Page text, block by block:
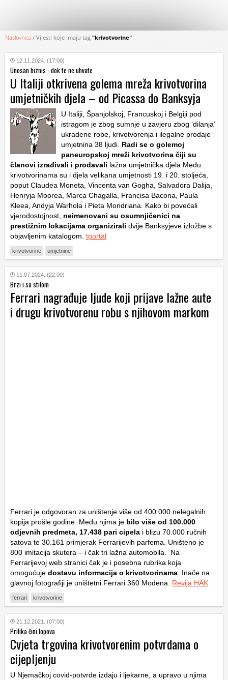
KATEGORIJE
HRVATSKI
WEB
Naslovnica / Vijesti koje imaju tag "krivotvorine"
12.11.2024. (17:00)
Unosan biznis - dok te ne uhvate
U Italiji otkrivena golema mreža krivotvorina
umjetničkih djela – od Picassa do Banksyja
U Italiji, Španjolskoj, Francuskoj i Belgiji pod
istragom je zbog sumnje u zavjeru zbog ‘dilanja’
ukradene robe, krivotvorenja i ilegalne prodaje
umjetnina 38 ljudi. Radi se o golemoj
paneuropskoj mreži krivotvorina čiji su
članovi izrađivali i prodavali lažna umjetnička djela Među
krivotvorinama su i djela velikana umjetnosti 19. i 20. stoljeća,
poput Claudea Moneta, Vincenta van Gogha, Salvadora Dalija,
Henryja Moorea, Marca Chagalla, Francisa Bacona, Paula
Kleea, Andyja Warhola i Pieta Mondriana. Kako bi povećali
vjerodostojnost, neimenovani su osumnjičenici na
prestižnim lokacijama organizirali dvije Banksyjeve izložbe s
objavljenim katalogom. tportal
krivotvorine umjetnine
11.07.2024. (22:00)
Brzi i sa stilom
Ferrari nagrađuje ljude koji prijave lažne aute
i drugu krivotvorenu robu s njihovom markom
Ferrari je odgovoran za uništenje više od 400.000 nelegalnih
kopija prošle godine. Među njima je bilo više od 100.000
odjevnih predmeta, 17.438 pari cipela i blizu 70.000 ručnih
satova te 30.161 primjerak Ferrarijevih parfema. Uništeno je
800 imitacija skutera – i čak tri lažna automobila. Na
Ferrarijevoj web stranici čak je i posebna rubrika koja
omogućuje dostavu informacija o krivotvorinama . Inače na
glavnoj fotografiji je uništetni Ferrari 360 Modena. Revija HAK
ferrari krivotvorine
21.12.2021. (07:00)
Prilika čini lopova
Cvjeta trgovina krivotvorenim potvrdama o
cijepljenju
U Njemačkoj covid-potvrde izdaju i ljekarne, a upravo u njima